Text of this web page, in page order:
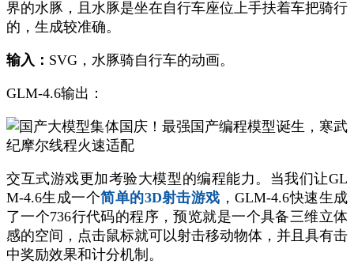
界的水豚，且水豚是坐在自行车座位上手扶着车把骑行
的，生成较准确。
输入： SVG，水豚骑自行车的动画。
GLM-4.6输出：
交互式游戏更加考验大模型的编程能力。当我们让GL
M-4.6生成一个简单的3D射击游戏 ，GLM-4.6快速生成
了一个736行代码的程序，预览就是一个具备三维立体
感的空间，点击鼠标就可以射击移动物体，并且具有击
中奖励效果和计分机制。